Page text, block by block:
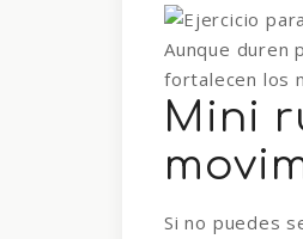
Aunque duren
fortalecen los
Mini
Si no puedes